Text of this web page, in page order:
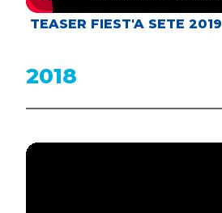
TEASER FIEST'A SETE 2019
2018